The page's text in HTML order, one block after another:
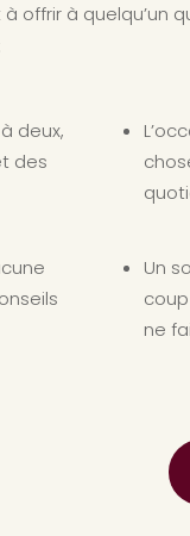
offrir à quelqu’un
deux,
des
Un
ne